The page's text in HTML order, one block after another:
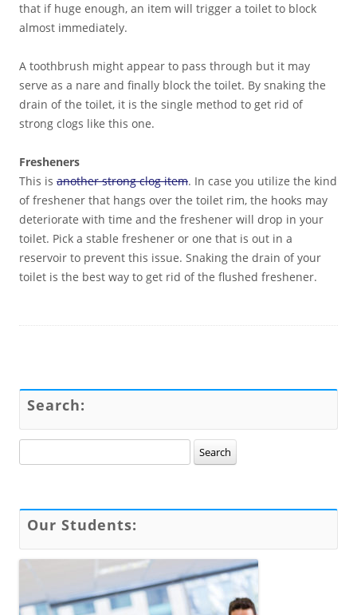
that if huge enough, an item will trigger a toilet to block
almost immediately.
A toothbrush might appear to pass through but it may
serve as a nare and finally block the toilet. By snaking the
drain of the toilet, it is the single method to get rid of
strong clogs like this one.
Fresheners
This is another strong clog item. In case you utilize the kind
of freshener that hangs over the toilet rim, the hooks may
deteriorate with time and the freshener will drop in your
toilet. Pick a stable freshener or one that is out in a
reservoir to prevent this issue. Snaking the drain of your
toilet is the best way to get rid of the flushed freshener.
Search:
Our Students: